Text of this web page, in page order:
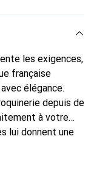
les exigences,
française
élégance.
depuis de
à votre
lui donnent une
Noreve est